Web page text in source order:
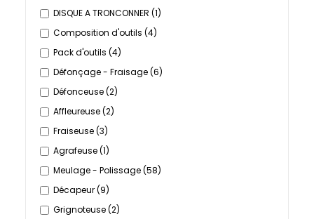
DISQUE A TRONCONNER (1)
Composition d'outils (4)
Pack d'outils (4)
Défonçage - Fraisage(6)
Défonceuse(2)
Affleureuse(2)
Fraiseuse(3)
Agrafeuse(1)
Meulage - Polissage(58)
Décapeur(9)
Grignoteuse(2)